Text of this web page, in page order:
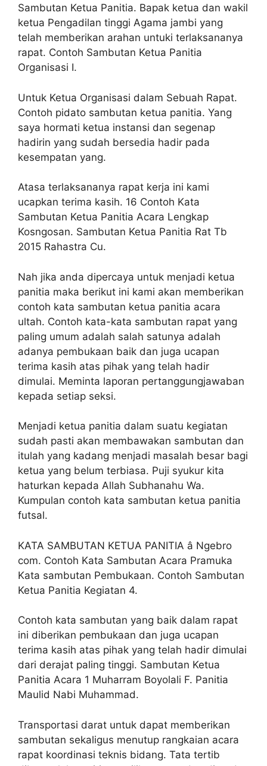
Sambutan Ketua Panitia. Bapak ketua dan wakil
ketua Pengadilan tinggi Agama jambi yang
telah memberikan arahan untuki terlaksananya
rapat. Contoh Sambutan Ketua Panitia
Organisasi I.
Untuk Ketua Organisasi dalam Sebuah Rapat.
Contoh pidato sambutan ketua panitia. Yang
saya hormati ketua instansi dan segenap
hadirin yang sudah bersedia hadir pada
kesempatan yang.
Atasa terlaksananya rapat kerja ini kami
ucapkan terima kasih. 16 Contoh Kata
Sambutan Ketua Panitia Acara Lengkap
Kosngosan. Sambutan Ketua Panitia Rat Tb
2015 Rahastra Cu.
Nah jika anda dipercaya untuk menjadi ketua
panitia maka berikut ini kami akan memberikan
contoh kata sambutan ketua panitia acara
ultah. Contoh kata-kata sambutan rapat yang
paling umum adalah salah satunya adalah
adanya pembukaan baik dan juga ucapan
terima kasih atas pihak yang telah hadir
dimulai. Meminta laporan pertanggungjawaban
kepada setiap seksi.
Menjadi ketua panitia dalam suatu kegiatan
sudah pasti akan membawakan sambutan dan
itulah yang kadang menjadi masalah besar bagi
ketua yang belum terbiasa. Puji syukur kita
haturkan kepada Allah Subhanahu Wa.
Kumpulan contoh kata sambutan ketua panitia
futsal.
KATA SAMBUTAN KETUA PANITIA â Ngebro
com. Contoh Kata Sambutan Acara Pramuka
Kata sambutan Pembukaan. Contoh Sambutan
Ketua Panitia Kegiatan 4.
Contoh kata sambutan yang baik dalam rapat
ini diberikan pembukaan dan juga ucapan
terima kasih atas pihak yang telah hadir dimulai
dari derajat paling tinggi. Sambutan Ketua
Panitia Acara 1 Muharram Boyolali F. Panitia
Maulid Nabi Muhammad.
Transportasi darat untuk dapat memberikan
sambutan sekaligus menutup rangkaian acara
rapat koordinasi teknis bidang. Tata tertib